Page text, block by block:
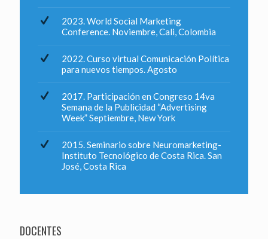
2023. World Social Marketing
Conference. Noviembre, Cali, Colombia
2022. Curso virtual Comunicación Política
para nuevos tiempos. Agosto
2017. Participación en Congreso 14va
Semana de la Publicidad “Advertising
Week” Septiembre, New York
2015. Seminario sobre Neuromarketing-
Instituto Tecnológico de Costa Rica. San
José, Costa Rica
DOCENTES